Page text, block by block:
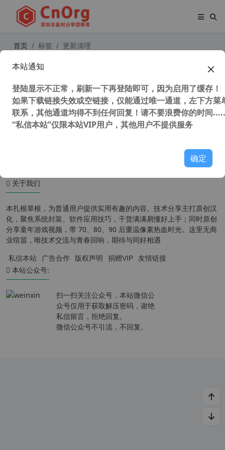
首页 标签 更新清理
WinSXS文件夹和系统更新清理工具 v
关于我们
本扎根草根，为普通用户提供实用有趣的内容。技术分享主打原创汉
化，聚焦系统封装、软件应用技巧，干货满满易懂好上手；同时原创
分享童年游戏视频，带 70、80、90 后重温像素热血时光。这里无商
业喧嚣，唯技术交流与青春回响，期待与同好相遇
私信本站 广告合作 版权声明 捐赠VIP 友情链接
本站公众号:
扫一扫关注公众号，本站微信公
众号仅用于获取解压密码，谢绝
私信留言，拒绝回复。
微信公众号不引流，不回复。
本站通知
登陆显示不正常，刷新一下再登陆即可，因为启用了缓存！
如果下载链接失效或空链接，仅能通过唯一通道，左下方菜
联系，其他通道均得不到任何回复！请不要浪费你的时间
“私信本站”仅限本站VIP用户，其他用户不提供服务
确定